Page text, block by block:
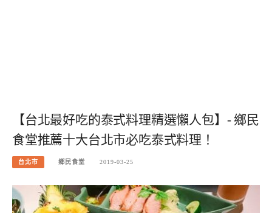
【台北最好吃的泰式料理精選懶人包】- 鄉民
食堂推薦十大台北市必吃泰式料理！
台北市 鄉民食堂 2019-03-25